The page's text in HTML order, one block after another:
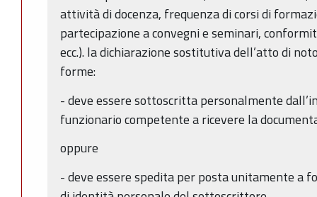
attività di docenza, frequenza di corsi di
partecipazione a convegni e seminari,
ecc.). la dichiarazione sostitutiva dell’atto di
forme:
- deve essere sottoscritta personalmente
funzionario competente a ricevere la
oppure
- deve essere spedita per posta unitamente a